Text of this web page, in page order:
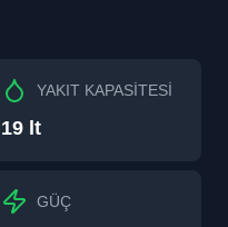
YAKIT KAPASİTESİ
19 lt
GÜÇ